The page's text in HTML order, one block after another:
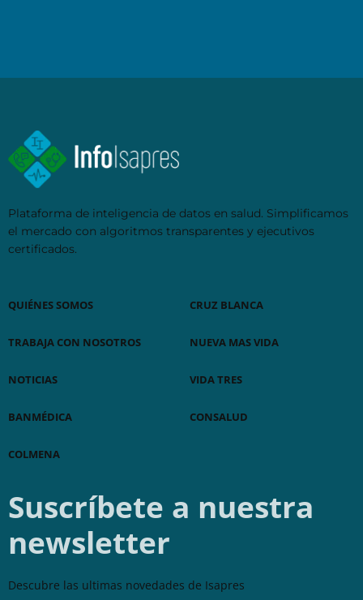
Plataforma de inteligencia de datos en salud. Simplificamos
el mercado con algoritmos transparentes y ejecutivos
certificados.
QUIÉNES SOMOS
TRABAJA CON NOSOTROS
NOTICIAS
BANMÉDICA
COLMENA
CRUZ BLANCA
NUEVA MAS VIDA
VIDA TRES
CONSALUD
Suscríbete a nuestra
newsletter
Descubre las ultimas novedades de Isapres